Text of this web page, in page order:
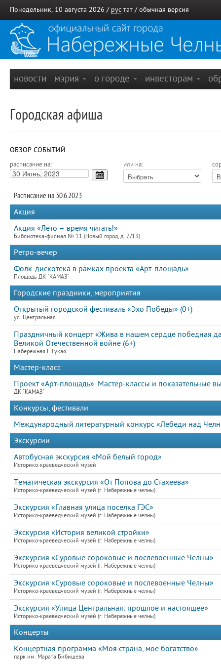
Понедельник, 10 августа 2026 / рус тат / обычная версия
новости мэрия о городе инвесторам
Городская афиша
ОБЗОР СОБЫТИЙ
расписание на: или на:
Расписание на 30.6.2023
Акция
Акция «Лето – время читать!»
Библиотека-филиал № 11 (Новый город, д. 7/13)
Ретро-вечер
Фолк-дискотека в рамках проекта «Арт-площадь»
Площадь ДК "КАМАЗ"
Городские праздники, мероприятия
Открытый городской фестиваль «Эхо Победы» (0+)
ул. Центральная
Праздничный концерт «Жива в нашем сердце победная
Великой Отечественной войне (6+)
Набережная Г.Тукая
Мастер-класс
Проект «Арт-площадь». Мастер-классы и показательные
ДК "КАМАЗ"
Конкурсы, фестивали
Международный литературный конкурс «Лебеди над
Экскурсии
Автобусная экскурсия «Мой белый город»
Историко-краеведческий музей
Тематическая экскурсия «От Попова до Стахеева»
Историко-краеведческий музей (г. Набережные челны)
Экскурсия «Главная улица поселка ГЭС»
Историко-краеведческий музей (г. Набережные челны)
Экскурсия «История великой стройки»
Историко-краеведческий музей (г. Набережные челны)
Экскурсия «Суровые сороковые и послевоенные Челны»
Историко-краеведческий музей (г. Набережные челны)
Экскурсия «Суровые сороковые и послевоенные Челны»
Историко-краеведческий музей (г. Набережные челны)
Экскурсия «Улица Центральная: прошлое и настоящее»
Историко-краеведческий музей (г. Набережные челны)
Концерты
Концертная программа «Моя страна, мое богатство»
парк им. Марата Бибишева